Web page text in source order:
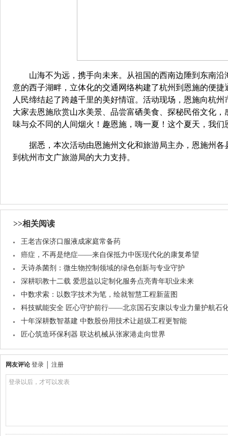
山海不为远，携手向未来。从祖国的西南边陲到东南沿
意的西子湖畔，立体化的交通网络构建了杭州到恩施的便
人民缔结起了跨越千里的美好情谊。活动现场，恩施向杭州
大家去恩施欣赏山水美景、品尝富硒美食、探秘民俗文化
味与众不同的人间烟火！趣恩施，嗨一夏！这个夏天，我们
据悉，本次活动由恩施州文化和旅游局主办，恩施州各
到杭州市文广旅游局的大力支持。
>>相关阅读
王老吉保济口服液成家庭常备药
癌症，不再是绝症——来自保抵力中医现代化的康复希望
天诗杀菌剂：微生物控制领域的绿色创新与专业守护
深耕职教十二载 爱思益以定制化服务点亮青年职业未来
中数求索：以数字技术为笔，绘就智慧工程新蓝图
科技赋能安全 匠心守护前行——北京国石安康以专业力量护航石
十年深耕数智基建 中数股份用技术让超级工程更智能
匠心筑造环保利器 联达机械从张家港走向世界
网友评论 登录 注册
登录以后，才可以发表